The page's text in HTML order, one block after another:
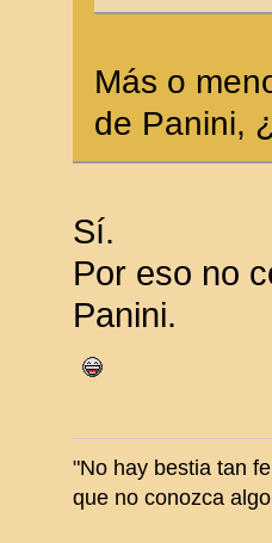
Más o
de Panini,
Sí.
Por eso no
Panini.
"No hay bestia tan
que no conozca